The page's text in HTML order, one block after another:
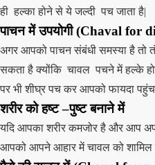
ही हल्का होने से ये जल्दी पच जाता है|
पाचन में उपयोगी(Chaval for
अगर आपको पाचन संबंधी समस्या है तो
सकता है क्योंकि चावल पचने में हल्के
पर भी शीघ्र पच कर आपको फायदा
शरीर को हष्ट –पुष्ट बनाने में
यदि आपका शरीर कमजोर है और आप
आपको आपने आहार में चावल को शामिल